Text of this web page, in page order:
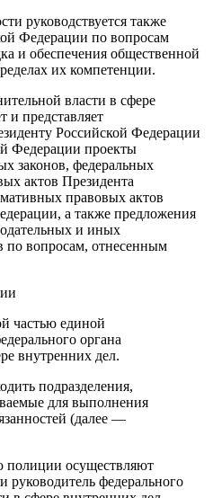
руководствуется также
Федерации по вопросам
и обеспечения общественной
их компетенции.
власти в сфере
и представляет
у Российской Федерации
Федерации проекты
законов, федеральных
актов Президента
правовых актов
а также предложения
и иных
по вопросам, отнесенным
частью единой
органа
внутренних дел.
подразделения,
для выполнения
(далее —
полиции осуществляют
руководитель федерального